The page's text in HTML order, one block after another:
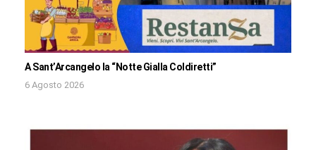
A Sant’Arcangelo la “Notte Gialla Coldiretti”
6 Agosto 2026